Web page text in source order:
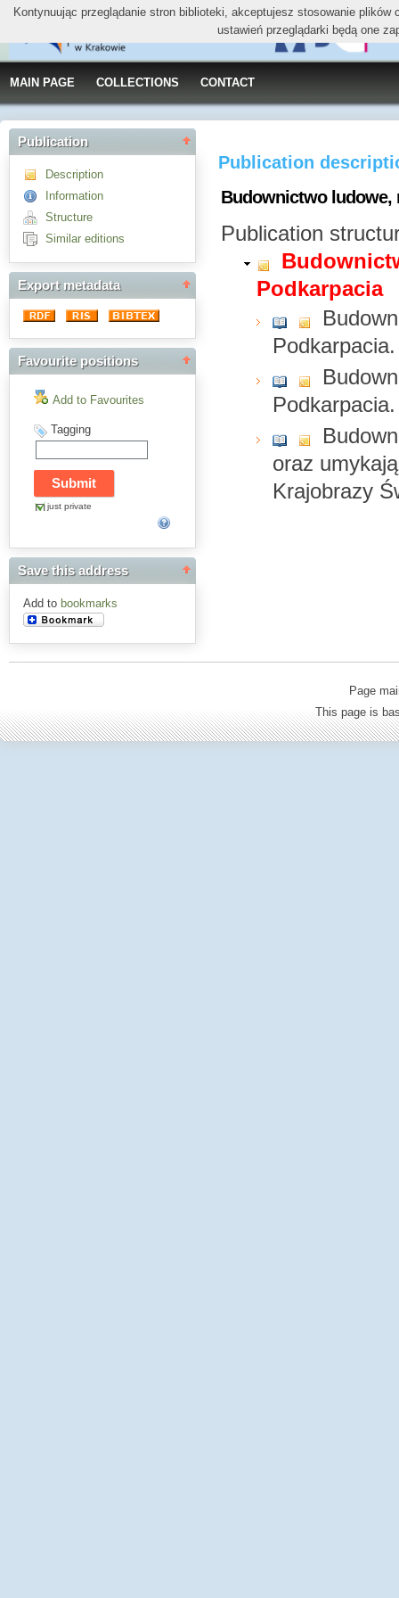
MAIN PAGE COLLECTIONS CONTACT
Publication
Description
Information
Structure
Similar editions
Export metadata
Favourite positions
Add to Favourites
Tagging
just private
Save this address
Add to bookmarks
Publication
Budownictwo ludowe,
Publication
Podkarpacia
oraz
Krajobrazy
Page
This page is
Kontynuując przeglądanie stron biblioteki, akceptujesz stosowanie
ustawień przeglądarki będą one